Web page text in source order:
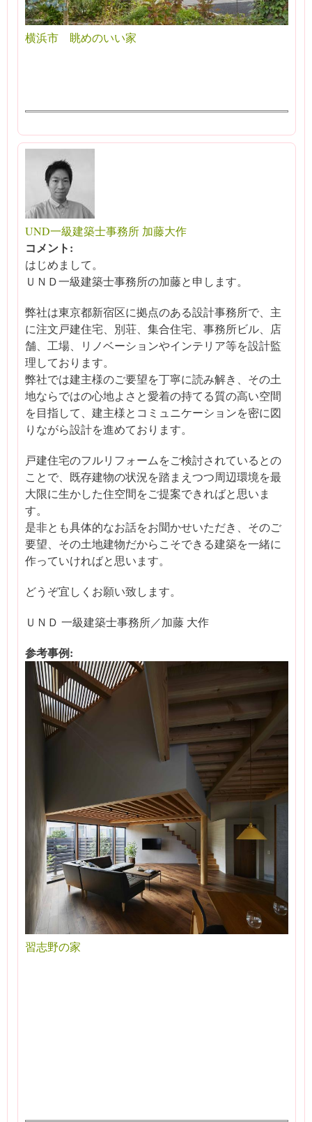
横浜市 眺めのいい家
UND一級建築士事務所 加藤大作
コメント:
はじめまして。
ＵＮＤ一級建築士事務所の加藤と申します。
弊社は東京都新宿区に拠点のある設計事務所で、主
に注文戸建住宅、別荘、集合住宅、事務所ビル、店
舗、工場、リノベーションやインテリア等を設計監
理しております。
弊社では建主様のご要望を丁寧に読み解き、その土
地ならではの心地よさと愛着の持てる質の高い空間
を目指して、建主様とコミュニケーションを密に図
りながら設計を進めております。
戸建住宅のフルリフォームをご検討されているとの
ことで、既存建物の状況を踏まえつつ周辺環境を最
大限に生かした住空間をご提案できればと思いま
す。
是非とも具体的なお話をお聞かせいただき、そのご
要望、その土地建物だからこそできる建築を一緒に
作っていければと思います。
どうぞ宜しくお願い致します。
ＵＮＤ 一級建築士事務所／加藤 大作
参考事例:
習志野の家